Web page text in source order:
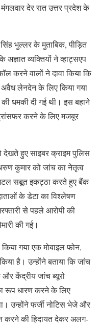
देर रात उत्तर प्रदेश के
भुल्लर के मुताबिक, पीड़ित
अज्ञात व्यक्तियों ने व्हाट्सएप
करने वालों ने दावा किया कि
लेनदेन के लिए किया गया
धमकी दी गई थी। इस बहाने
करने के लिए मजबूर
देखते हुए साइबर क्राइम पुलिस
कुमार को जांच का नेतृत्व
सबूत इकट्ठा करते हुए बैंक
के डेटा का विश्लेषण
से पहले आरोपी की
की गई।
गया एक मोबाइल फोन,
है। उन्होंने बताया कि जांच
और केंद्रीय जांच ब्यूरो
रूप धारण करने के लिए
उन्होंने फर्जी नोटिस भेजे और
न करने की हिदायत देकर अलग-